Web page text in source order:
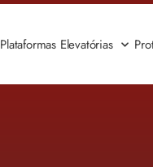
Plataformas Elevatórias